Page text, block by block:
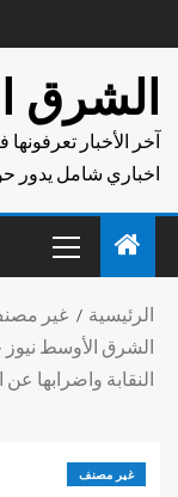
الشرق
آخر الأخبار
اخباري شامل يدور
الرئيسية
غير
الشرق الأوسط
النقابة واضرابها
غير مصنف